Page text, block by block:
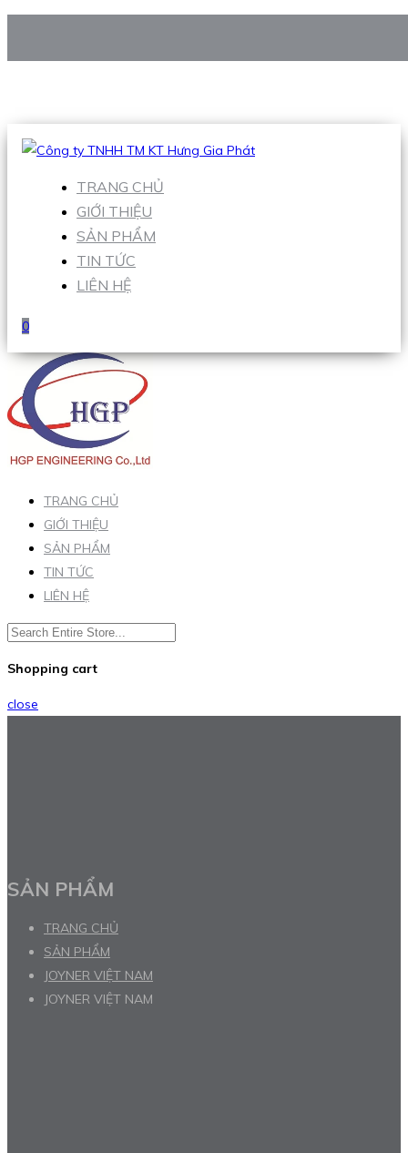
Hotline:0938 906 663
TRANG CHỦ
GIỚI THIỆU
SẢN PHẨM
TIN TỨC
LIÊN HỆ
0
TRANG CHỦ
GIỚI THIỆU
SẢN PHẨM
TIN TỨC
LIÊN HỆ
Shopping cart
close
SẢN PHẨM
TRANG CHỦ
SẢN PHẨM
JOYNER VIỆT NAM
JOYNER VIỆT NAM